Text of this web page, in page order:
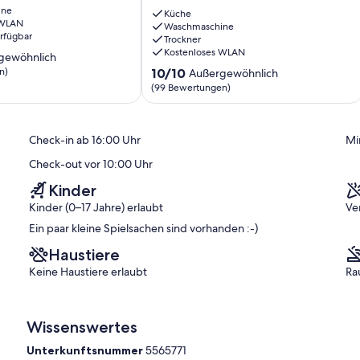
Neuschwanstein,
Fewo
f.
Paare
u
Familie,
2
Küche
Waschmaschine
Trockner
Kostenloses WLAN
10.0
von
10,
10/10 Außergewöhnlich
(99 Bewertungen)
Check-in ab 16:00 Uhr
Check-out vor 10:00 Uhr
Kinder
Kinder (0–17 Jahre) erlaubt
Ein paar kleine Spielsachen sind vorhanden :-)
Haustiere
Keine Haustiere erlaubt
Wissenswertes
Unterkunftsnummer5565771